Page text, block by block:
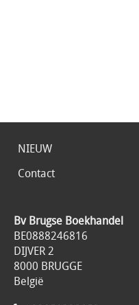
NIEUW
Contact
Bv Brugse Boekhandel
BE0888246816
DIJVER 2
8000 BRUGGE
België